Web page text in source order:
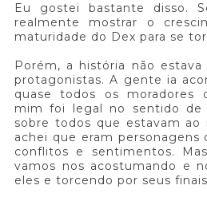
Eu gostei bastante disso.
realmente mostrar o
maturidade do Dex para se
Porém, a história não
protagonistas. A gente ia
quase todos os moradores
mim foi legal no sentido de
sobre todos que estavam ao
achei que eram personagens
conflitos e sentimentos.
vamos nos acostumando e
eles e torcendo por seus